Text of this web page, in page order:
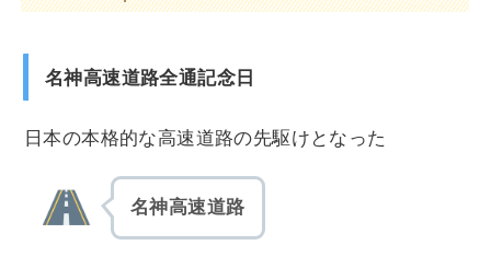
名神高速道路全通記念日
日本の本格的な高速道路の先駆けとなった
名神高速道路